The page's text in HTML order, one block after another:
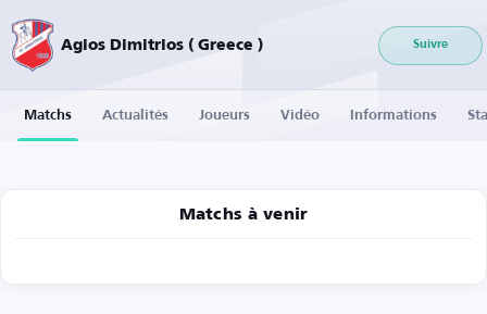
Agios Dimitrios ( Greece ) Suivre
Matchs Actualités Joueurs Vidéo Informations
Matchs à venir